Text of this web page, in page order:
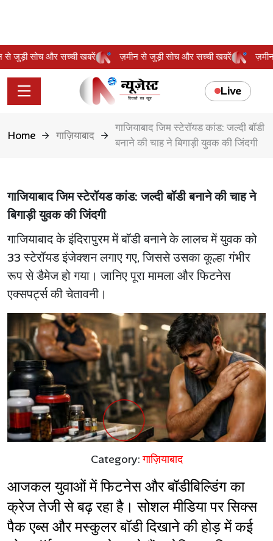
से जुड़ी सोच और सच्ची खबरें ज़मीन से जुड़ी सोच और सच्ची खबरें
Live
Home गाज़ियाबाद
गाजियाबाद जिम स्टेरॉयड कांड: जल्दी बॉडी
बनाने की चाह ने बिगाड़ी युवक की जिंदगी
गाजियाबाद जिम स्टेरॉयड कांड: जल्दी बॉडी बनाने की चाह ने
बिगाड़ी युवक की जिंदगी
गाजियाबाद के इंदिरापुरम में बॉडी बनाने के लालच में युवक को
33 स्टेरॉयड इंजेक्शन लगाए गए, जिससे उसका कूल्हा गंभीर
रूप से डैमेज हो गया। जानिए पूरा मामला और फिटनेस
एक्सपर्ट्स की चेतावनी।
Category:गाज़ियाबाद
आजकल युवाओं में फिटनेस और बॉडीबिल्डिंग का
क्रेज तेजी से बढ़ रहा है। सोशल मीडिया पर सिक्स
पैक एब्स और मस्कुलर बॉडी दिखाने की होड़ में कई